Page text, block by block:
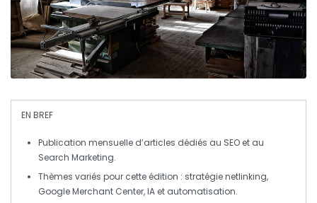
EN BREF
Publication mensuelle d’articles dédiés au SEO et au
Search Marketing.
Thèmes variés pour cette édition : stratégie netlinking,
Google Merchant Center,IA et automatisation.